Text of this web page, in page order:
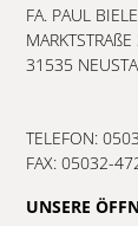
FA. PAUL
31535
TELEFON:
FAX: 05032-
UNSERE